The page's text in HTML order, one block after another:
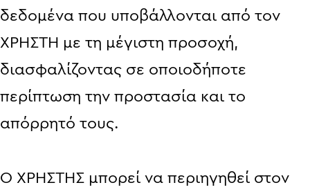
δεδομένα που υποβάλλονται από τον
ΧΡΗΣΤΗ με τη μέγιστη προσοχή,
διασφαλίζοντας σε οποιοδήποτε
περίπτωση την προστασία και το
απόρρητό τους.
Ο ΧΡΗΣΤΗΣ μπορεί να περιηγηθεί στον